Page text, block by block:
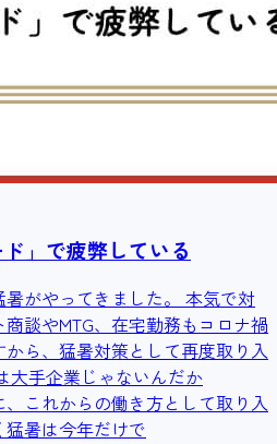
」で疲弊している
がやってきました。 本気で対
談やMTG、在宅勤務もコロナ禍
ら、猛暑対策として再度取り入
大手企業じゃないんだか
これからの働き方として取り入
暑は今年だけで